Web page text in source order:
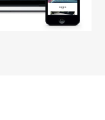
フレット
#産業廃棄物処理業